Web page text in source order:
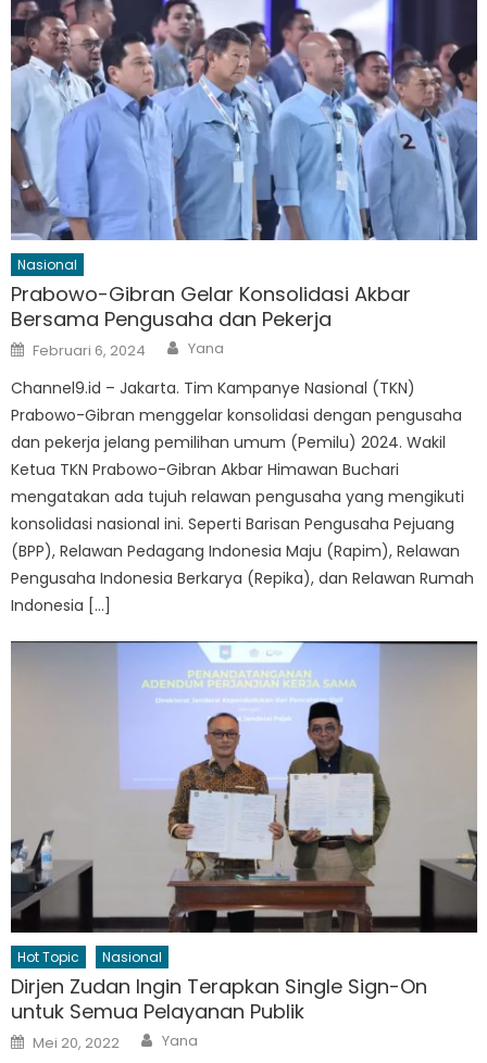
Nasional
Prabowo-Gibran Gelar Konsolidasi Akbar
Bersama Pengusaha dan Pekerja
Posted
on
Februari 6, 2024 Author
Yana
Channel9.id – Jakarta. Tim Kampanye Nasional (TKN)
Prabowo-Gibran menggelar konsolidasi dengan pengusaha
dan pekerja jelang pemilihan umum (Pemilu) 2024. Wakil
Ketua TKN Prabowo-Gibran Akbar Himawan Buchari
mengatakan ada tujuh relawan pengusaha yang mengikuti
konsolidasi nasional ini. Seperti Barisan Pengusaha Pejuang
(BPP), Relawan Pedagang Indonesia Maju (Rapim), Relawan
Pengusaha Indonesia Berkarya (Repika), dan Relawan Rumah
Indonesia […]
Hot Topic Nasional
Dirjen Zudan Ingin Terapkan Single Sign-On
untuk Semua Pelayanan Publik
Posted
on
Mei 20, 2022 Author
Yana